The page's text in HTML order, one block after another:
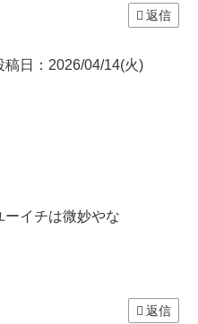
返信
稿日：2026/04/14(火)
イチは微妙やな
返信